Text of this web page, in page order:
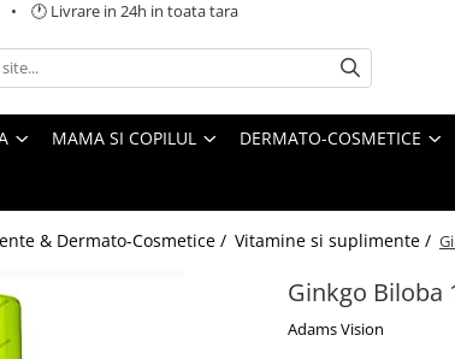
• 🕐 Livrare in 24h in toata tara
MAMA SI COPILUL DERMATO-COSMETICE
& Dermato-Cosmetice / Vitamine si suplimente /
Ginkgo Biloba
Adams Vision